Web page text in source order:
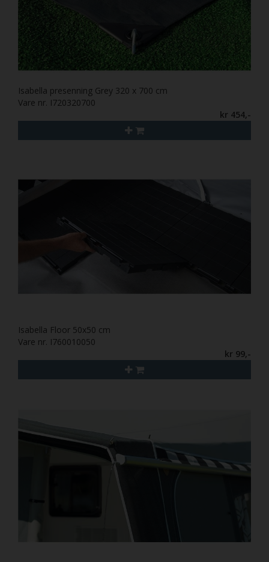
Isabella presenning Grey 320 x 700 cm
Vare nr. I720320700
kr 454,-
Isabella Floor 50x50 cm
Vare nr. I760010050
kr 99,-